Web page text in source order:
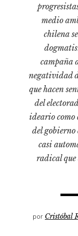
Lagunas mentales
Libros usados
Medioambiente
Narrativas visuales
Pensamiento
Pensamiento
Personaje
Personajes
Turismo accidental
medio
chilena
campaña
negatividad
que hacen
del
ideario como
del gobierno
casi
radical que
por Cristóbal